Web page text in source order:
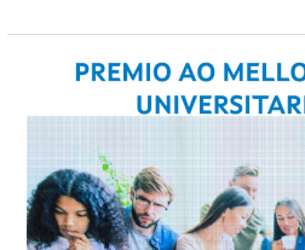
extensión
plazo